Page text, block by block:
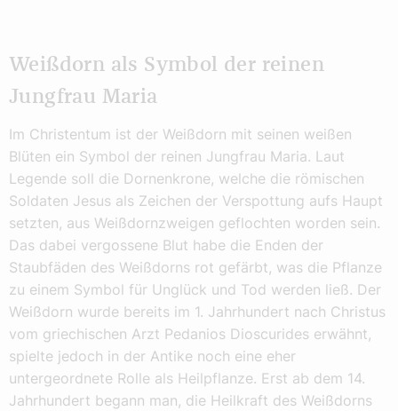
Weißdorn als Symbol der reinen
Jungfrau Maria
Im Christentum ist der Weißdorn mit seinen weißen
Blüten ein Symbol der reinen Jungfrau Maria. Laut
Legende soll die Dornenkrone, welche die römischen
Soldaten Jesus als Zeichen der Verspottung aufs Haupt
setzten, aus Weißdornzweigen geflochten worden sein.
Das dabei vergossene Blut habe die Enden der
Staubfäden des Weißdorns rot gefärbt, was die Pflanze
zu einem Symbol für Unglück und Tod werden ließ. Der
Weißdorn wurde bereits im 1. Jahrhundert nach Christus
vom griechischen Arzt Pedanios Dioscurides erwähnt,
spielte jedoch in der Antike noch eine eher
untergeordnete Rolle als Heilpflanze. Erst ab dem 14.
Jahrhundert begann man, die Heilkraft des Weißdorns